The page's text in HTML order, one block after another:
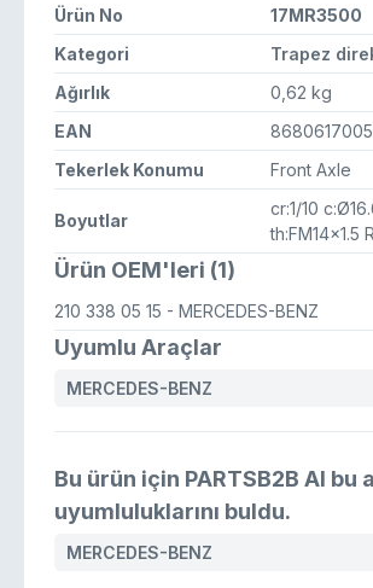
Ürün No
17MR3500
Kategori
Trapez
Ağırlık
0,62 kg
EAN
Tekerlek Konumu
Front Axle
Boyutlar
cr:1/10
th:FM14x1.5
Ürün OEM'leri (1)
210 338 05 15 - MERCEDES-BENZ
Uyumlu Araçlar
MERCEDES-BENZ
Bu ürün için PARTSB2B AI bu
uyumluluklarını buldu.
MERCEDES-BENZ